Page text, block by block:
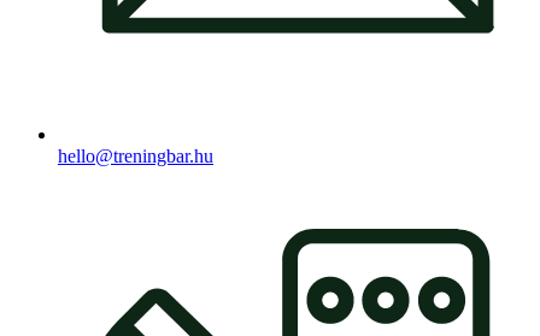
hello@treningbar.hu